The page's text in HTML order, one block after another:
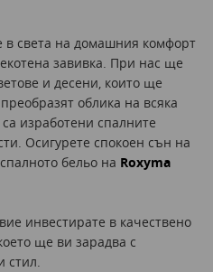
в света на домашния комфорт
завивка. При нас ще
и десени, които ще
облика на всяка
изработени спалните
Осигурете спокоен сън на
бельо на Roxyma
инвестирате в качествено
ще ви зарадва с
стил.